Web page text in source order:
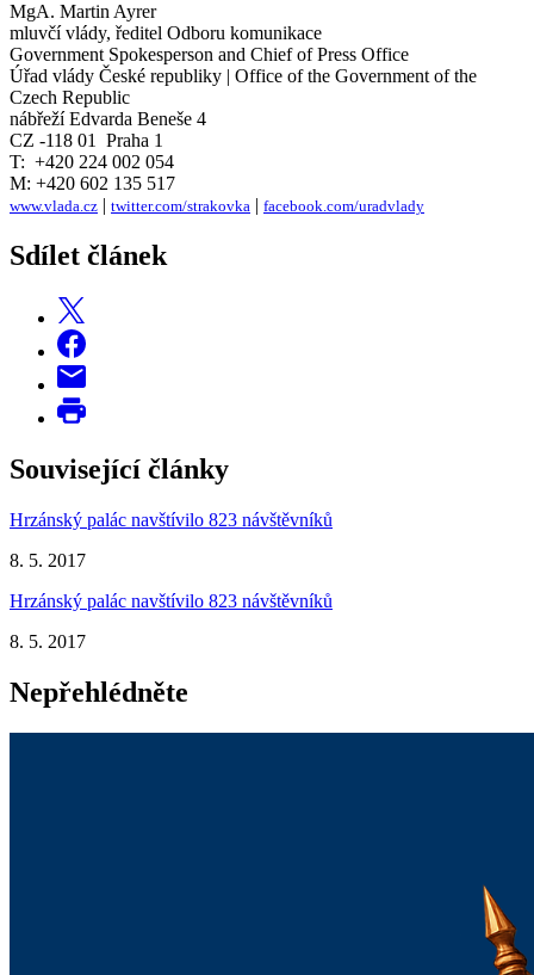
MgA. Martin Ayrer
mluvčí vlády, ředitel Odboru komunikace
Government Spokesperson and Chief of Press Office
Úřad vlády České republiky | Office of the Government of the
Czech Republic
nábřeží Edvarda Beneše 4
CZ -118 01 Praha 1
T: +420 224 002 054
M: +420 602 135 517
www.vlada.cz | twitter.com/strakovka | facebook.com/uradvlady
Sdílet článek
Související články
Hrzánský palác navštívilo 823 návštěvníků
8. 5. 2017
Hrzánský palác navštívilo 823 návštěvníků
8. 5. 2017
Nepřehlédněte